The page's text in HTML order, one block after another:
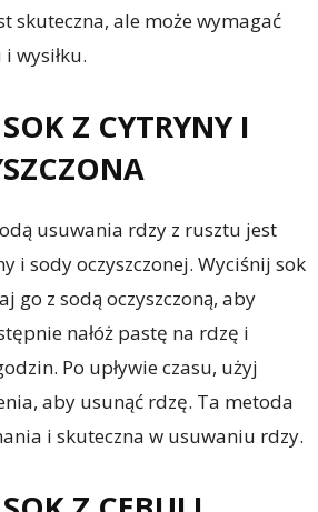
skuteczna, ale może wymagać
wysiłku.
Z CYTRYNY I
usuwania rdzy z rusztu jest
i sody oczyszczonej. Wyciśnij sok
go z sodą oczyszczoną, aby
nałóż pastę na rdzę i
Po upływie czasu, użyj
aby usunąć rdzę. Ta metoda
i skuteczna w usuwaniu rdzy.